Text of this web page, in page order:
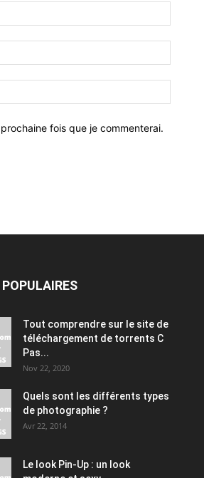
fois que je commenterai.
Tout comprendre sur le site de
téléchargement de torrents C
Pas...
Nov 22, 2020
Quels sont les différents types
de photographie ?
Avr 22, 2014
Le look Pin-Up : un look